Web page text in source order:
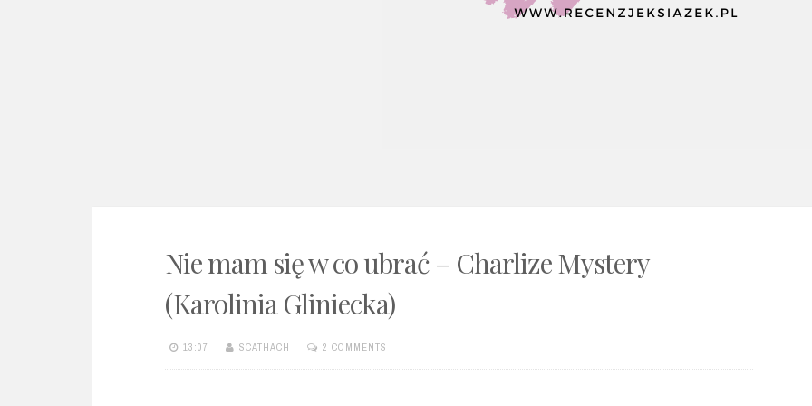
Nie mam się w co ubrać – Charlize Mystery
(Karolinia Gliniecka)
13:07 SCATHACH 2 COMMENTS